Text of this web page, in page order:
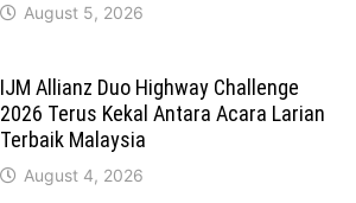
August 5, 2026
IJM Allianz Duo Highway Challenge
2026 Terus Kekal Antara Acara Larian
Terbaik Malaysia
August 4, 2026